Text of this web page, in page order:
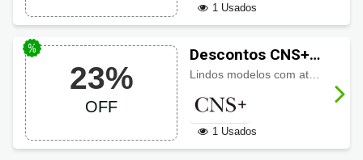
1 Usados
23%
OFF
Descontos CNS+
até 23% em
sapatos social
1 Usados